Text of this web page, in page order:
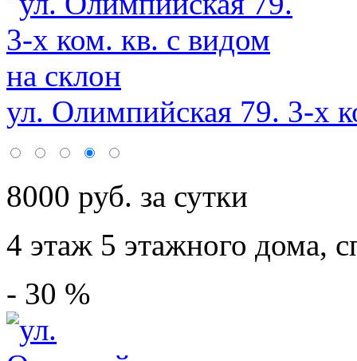
ул. Олимпийская 79. 3-х
8000 руб. за сутки
4 этаж 5 этажного дома,
- 30 %